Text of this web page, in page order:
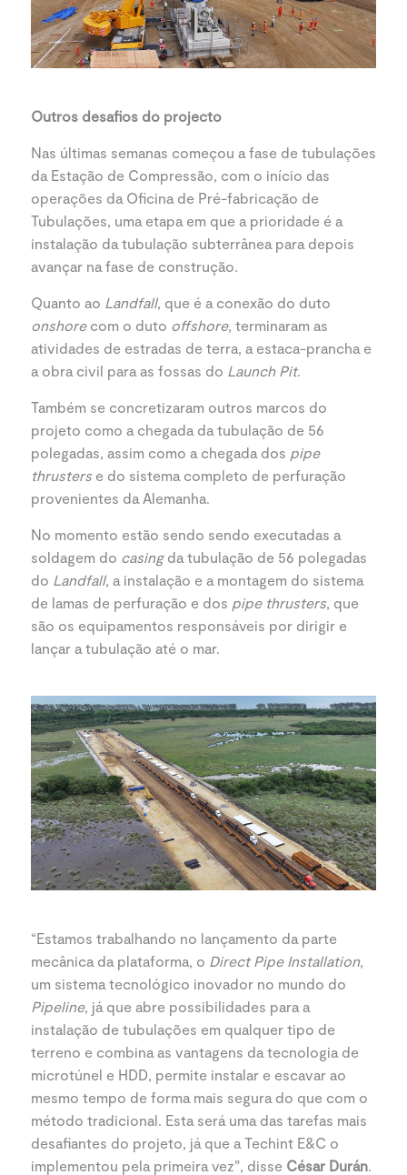
Outros desafios do projecto
Nas últimas semanas começou a fase de tubulações
da Estação de Compressão, com o início das
operações da Oficina de Pré-fabricação de
Tubulações, uma etapa em que a prioridade é a
instalação da tubulação subterrânea para depois
avançar na fase de construção.
Quanto ao Landfall, que é a conexão do duto
onshore com o duto offshore, terminaram as
atividades de estradas de terra, a estaca-prancha e
a obra civil para as fossas do Launch Pit.
Também se concretizaram outros marcos do
projeto como a chegada da tubulação de 56
polegadas, assim como a chegada dos pipe
thrusters e do sistema completo de perfuração
provenientes da Alemanha.
No momento estão sendo sendo executadas a
soldagem do casing da tubulação de 56 polegadas
do Landfall, a instalação e a montagem do sistema
de lamas de perfuração e dos pipe thrusters, que
são os equipamentos responsáveis por dirigir e
lançar a tubulação até o mar.
“Estamos trabalhando no lançamento da parte
mecânica da plataforma, o Direct Pipe Installation,
um sistema tecnológico inovador no mundo do
Pipeline, já que abre possibilidades para a
instalação de tubulações em qualquer tipo de
terreno e combina as vantagens da tecnologia de
microtúnel e HDD, permite instalar e escavar ao
mesmo tempo de forma mais segura do que com o
método tradicional. Esta será uma das tarefas mais
desafiantes do projeto, já que a Techint E&C o
implementou pela primeira vez”, disse César Durán.